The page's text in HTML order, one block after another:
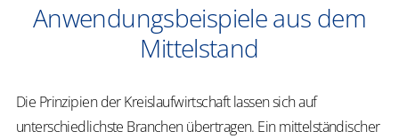
Anwendungsbeispiele aus dem
Mittelstand
Die Prinzipien der Kreislaufwirtschaft lassen sich auf
unterschiedlichste Branchen übertragen. Ein mittelständischer